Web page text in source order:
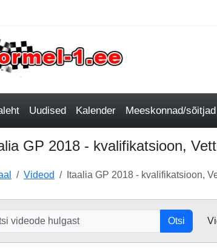
Uudised Kalender Meeskonnad/sõitjad
GP 2018 - kvalifikatsioon,
Videod Itaalia GP 2018 - kvalifikatsioon,
Otsi